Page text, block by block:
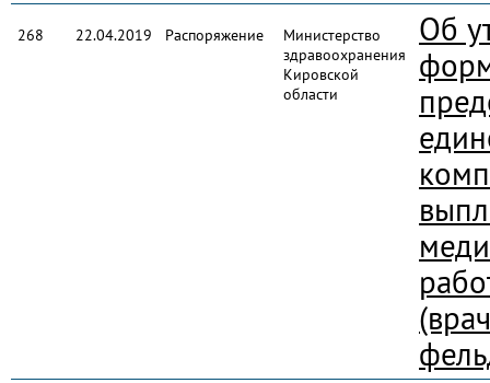
268 22.04.2019 Распоряжение
Министерство
здравоохранения
Кировской
области
Об